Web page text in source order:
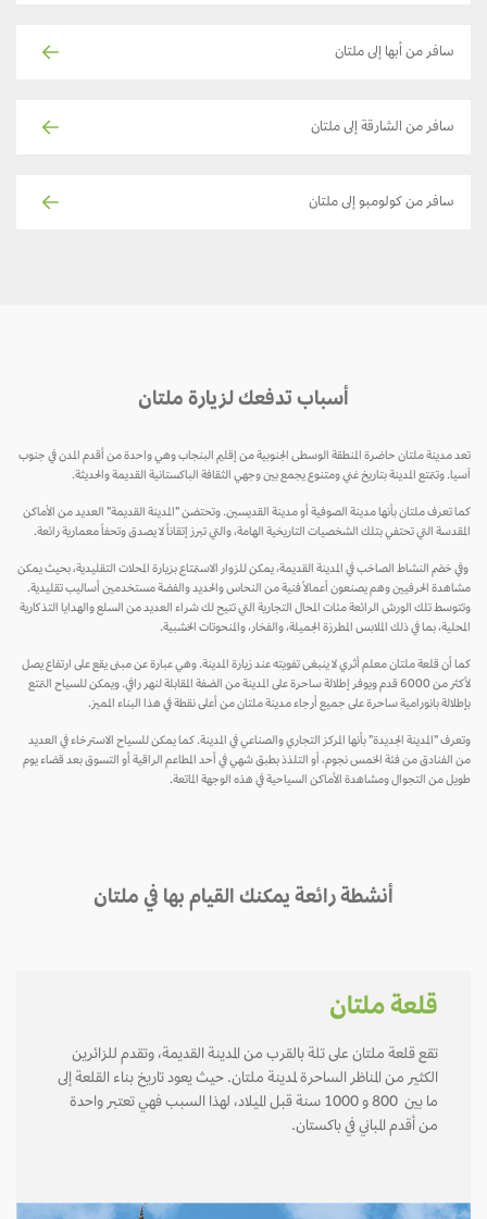
سافر من أبها إلى ملتان
سافر من الشارقة إلى ملتان
سافر من كولومبو إلى ملتان
أسباب تدفعك لزيارة ملتان
تعد مدينة ملتان حاضرة المنطقة الوسطى الجنوبية من إقليم البنجاب وهي واحدة من أقدم المدن في جنوب
آسيا. وتتمتع المدينة بتاريخ غني ومتنوع يجمع بين وجهي الثقافة الباكستانية القديمة والحديثة.
كما تعرف ملتان بأنها مدينة الصوفية أو مدينة القديسين. وتحتضن "المدينة القديمة" العديد من الأماكن
المقدسة التي تحتفي بتلك الشخصيات التاريخية الهامة، والتي تبرز إتقاناً لا يصدق وتحفاً معمارية رائعة.
وفي خضم النشاط الصاخب في المدينة القديمة، يمكن للزوار الاستمتاع بزيارة المحلات التقليدية، بحيث يمكن
مشاهدة الحرفيين وهم يصنعون أعمالاً فنية من النحاس والحديد والفضة مستخدمين أساليب تقليدية.
وتتوسط تلك الورش الرائعة مئات المحال التجارية التي تتيح لك شراء العديد من السلع والهدايا التذكارية
المحلية، بما في ذلك الملابس المطرزة الجميلة، والفخار، والمنحوتات الخشبية.
كما أن قلعة ملتان معلم أثري لا ينبغى تفويته عند زيارة المدينة. وهي عبارة عن مبنى يقع على ارتفاع يصل
لأكثر من 6000 قدم ويوفر إطلالة ساحرة على المدينة من الضفة المقابلة لنهر رافي. ويمكن للسياح التمتع
بإطلالة بانورامية ساحرة على جميع أرجاء مدينة ملتان من أعلى نقطة في هذا البناء المميز.
وتعرف "المدينة الجديدة" بأنها المركز التجاري والصناعي في المدينة. كما يمكن للسياح الاسترخاء في العديد
من الفنادق من فئة الخمس نجوم، أو التلذذ بطبق شهي في أحد المطاعم الراقية أو التسوق بعد قضاء يوم
طويل من التجوال ومشاهدة الأماكن السياحية في هذه الوجهة الماتعة.
أنشطة رائعة يمكنك القيام بها في ملتان
قلعة ملتان
تقع قلعة ملتان على تلة بالقرب من المدينة القديمة، وتقدم للزائرين
الكثير من المناظر الساحرة لمدينة ملتان. حيث يعود تاريخ بناء القلعة إلى
ما بين 800 و 1000 سنة قبل الميلاد، لهذا السبب فهي تعتبر واحدة
من أقدم المباني في باكستان.